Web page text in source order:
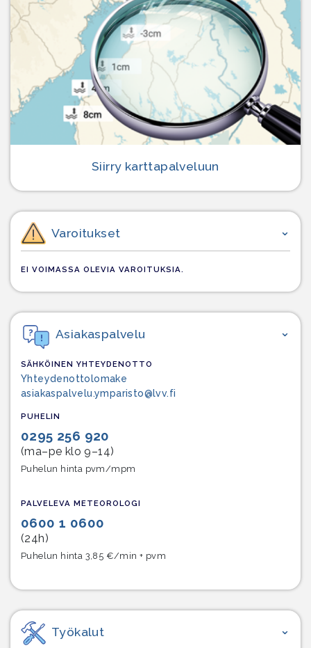
Siirry karttapalveluun
Varoitukset
EI VOIMASSA OLEVIA VAROITUKSIA.
Asiakaspalvelu
SÄHKÖINEN YHTEYDENOTTO
Yhteydenottolomake
asiakaspalvelu.ymparisto@lvv.fi
PUHELIN
0295 256 920
(ma–pe klo 9–14)
Puhelun hinta pvm/mpm
PALVELEVA METEOROLOGI
0600 1 0600
(24h)
Puhelun hinta 3,85 €/min + pvm
Työkalut